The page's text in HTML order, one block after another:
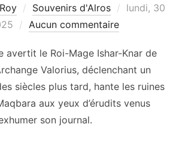
Souvenirs d'Alros
Publié
lundi, 30
Aucun commentaire
avertit le Roi-Mage Ishar-Knar de
Valorius, déclenchant un
siècles plus tard, hante les ruines
aux yeux d’érudits venus
son journal.